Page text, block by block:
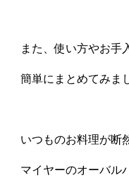
また、使い方やお手
簡単にまとめてみま
いつものお料理が断
マイヤーのオーバル